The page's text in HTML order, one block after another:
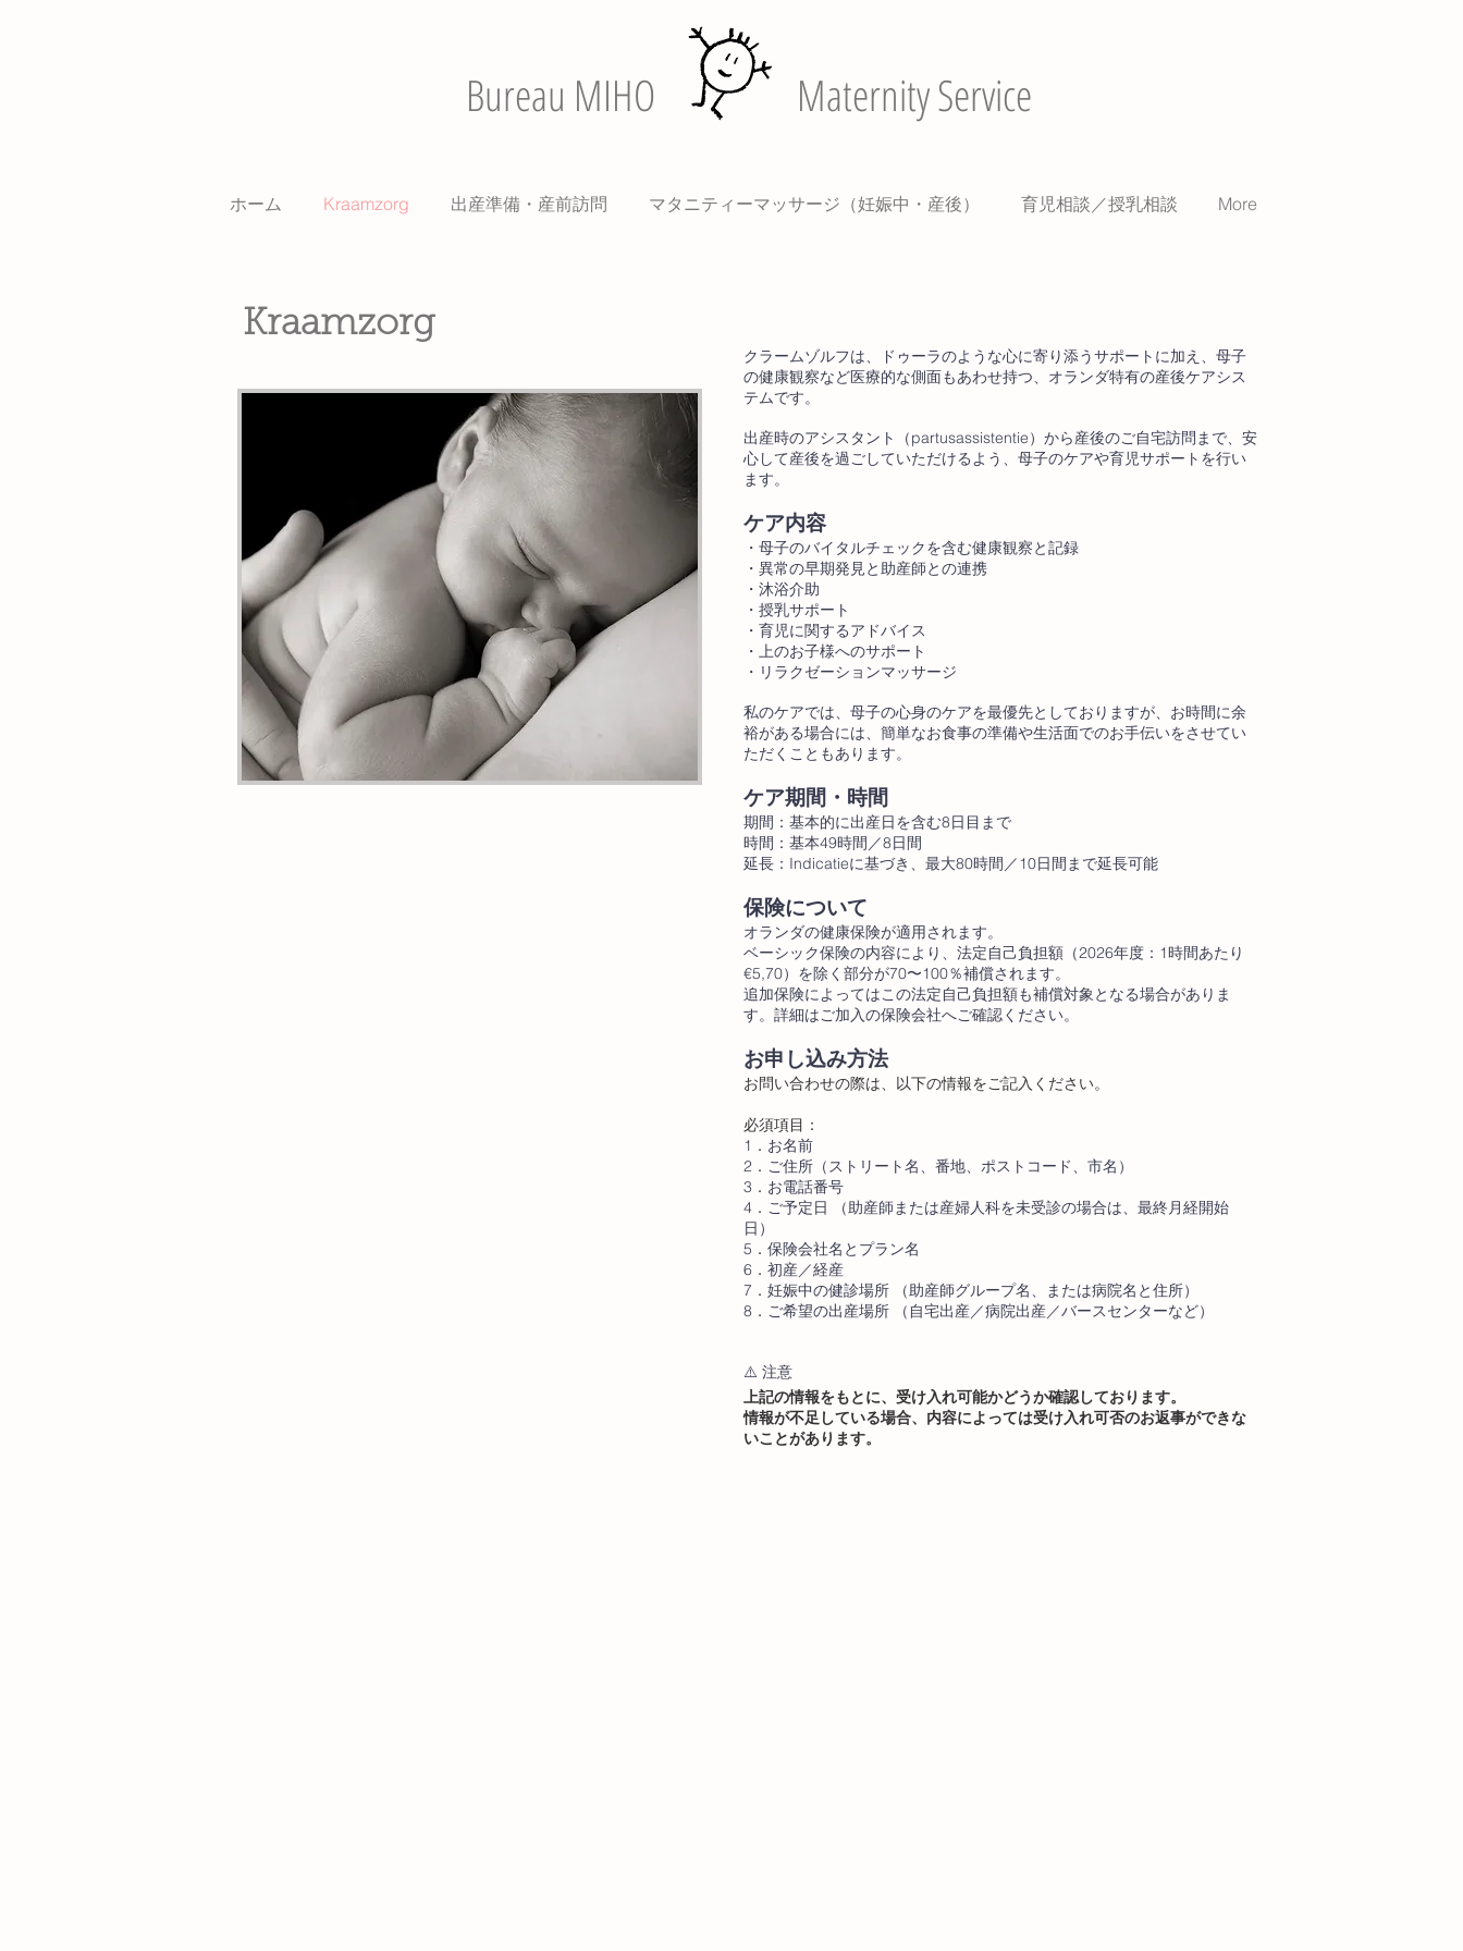
Bureau MIHO Maternity Service
ホーム Kraamzorg 出産準備・産前訪問 マタニティーマッサージ（妊娠中・産後） 育児相談／授乳相談 More
Kraamzorg
クラームゾルフは、ドゥーラのような心に寄り添うサポートに加え、母子
の健康観察など医療的な側面もあわせ持つ、オランダ特有の産後ケアシス
テムです。
出産時のアシスタント（partusassistentie）から産後のご自宅訪問まで、安
心して産後を過ごしていただけるよう、母子のケアや育児サポートを行い
ます。
ケア内容
・母子のバイタルチェックを含む健康観察と記録
・異常の早期発見と助産師との連携
・沐浴介助
・授乳サポート
・育児に関するアドバイス
・上のお子様へのサポート
・リラクゼーションマッサージ
私のケアでは、母子の心身のケアを最優先としておりますが、お時間に余
裕がある場合には、簡単なお食事の準備や生活面でのお手伝いをさせてい
ただくこともあります。
ケア期間・時間
期間：基本的に出産日を含む8日目まで
時間：基本49時間／8日間
延長：Indicatieに基づき、最大80時間／10日間まで延長可能
保険について
オランダの健康保険が適用されます。
ベーシック保険の内容により、法定自己負担額（2026年度：1時間あたり
€5,70）を除く部分が70〜100％補償されます。
追加保険によってはこの法定自己負担額も補償対象となる場合がありま
す。詳細はご加入の保険会社へご確認ください。
お申し込み方法
お問い合わせの際は、以下の情報をご記入ください。
必須項目：​
1．お名前
2．ご住所（ストリート名、番地、ポストコード、市名）
3．お電話番号
4．ご予定日 （助産師または産婦人科を未受診の場合は、最終月経開始
日）
5．保険会社名とプラン名
6．初産／経産
7．妊娠中の健診場所 （助産師グループ名、または病院名と住所）
8．ご希望の出産場所 （自宅出産／病院出産／バースセンターなど）
⚠️ 注意
上記の情報をもとに、受け入れ可能かどうか確認しております。
情報が不足している場合、内容によっては受け入れ可否のお返事ができな
いことがあります。